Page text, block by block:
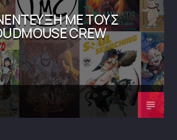
ΜΕ ΤΟΥΣ
CREW